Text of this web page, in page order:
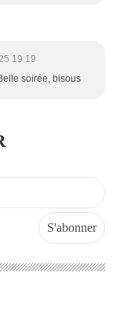
19:19
soirée, bisous